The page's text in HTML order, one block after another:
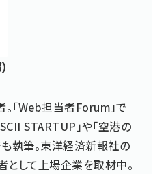
。「Web担当者Forum」で
STARTUP」や「空港の
執筆。東洋経済新報社の
して上場企業を取材中。